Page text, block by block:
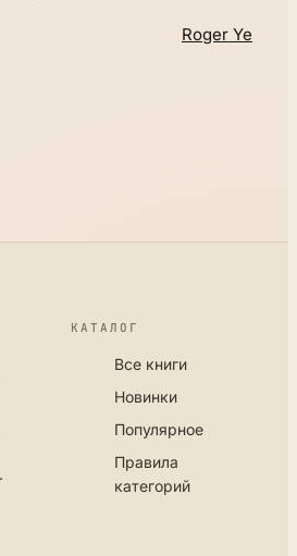
Roger Ye
КАТАЛОГ
Все книги
Новинки
Популярное
Правила
категорий